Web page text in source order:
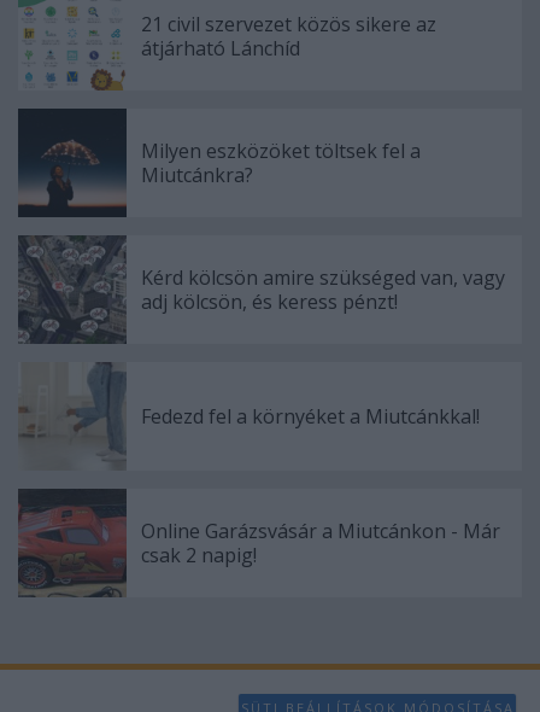
21 civil szervezet közös sikere az
átjárható Lánchíd
Milyen eszközöket töltsek fel a
Miutcánkra?
Kérd kölcsön amire szükséged van, vagy
adj kölcsön, és keress pénzt!
Fedezd fel a környéket a Miutcánkkal!
Online Garázsvásár a Miutcánkon - Már
csak 2 napig!
SÜTI BEÁLLÍTÁSOK MÓDOSÍTÁSA